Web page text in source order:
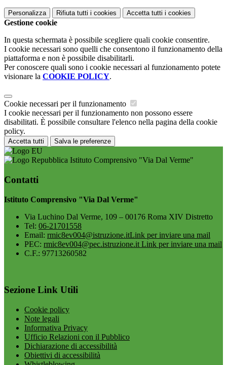
Personalizza Rifiuta tutti i cookies Accetta tutti i cookies
Gestione cookie
In questa schermata è possibile scegliere quali cookie consentire.
I cookie necessari sono quelli che consentono il funzionamento della
piattaforma e non è possibile disabilitarli.
Per conoscere quali sono i cookie necessari al funzionamento potete
visionare la COOKIE POLICY.
Cookie necessari per il funzionamento
I cookie necessari per il funzionamento non possono essere
disabilitati. È possibile consultare l'elenco nella pagina della cookie
policy.
Accetta tutti Salva le preferenze
Istituto Comprensivo "Via Dal Verme"
Contatti
Istituto Comprensivo "Via Dal Verme"
Via Luchino Dal Verme, 109 – 00176 Roma XIV Distretto
Tel: 06-21701558
Email: rmic8ev004@istruzione.itLink per inviare una mail
PEC: rmic8ev004@pec.istruzione.it Link per inviare una mail
C.F.: 97713260582
Sezione Link Utili
Cookie policy
Note legali
Informativa Privacy
Ufficio Relazioni con il Pubblico
Dichiarazione di accessibilità
Obiettivi di accessibilità